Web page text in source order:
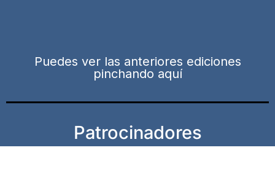
Puedes ver las anteriores ediciones
pinchando aquí
Patrocinadores